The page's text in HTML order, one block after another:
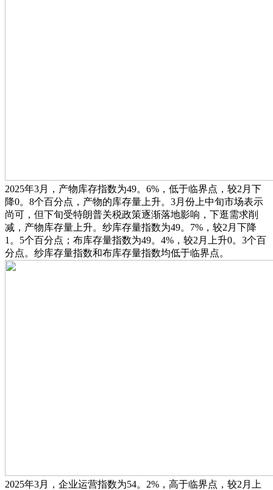
2025年3月，产物库存指数为49。6%，低于临界点，较2月下
降0。8个百分点，产物的库存量上升。3月份上中旬市场表示
尚可，但下旬受特朗普关税政策逐渐落地影响，下逛需求削
减，产物库存量上升。纱库存量指数为49。7%，较2月下降
1。5个百分点；布库存量指数为49。4%，较2月上升0。3个百
分点。纱库存量指数和布库存量指数均低于临界点。
2025年3月，企业运营指数为54。2%，高于临界点，较2月上